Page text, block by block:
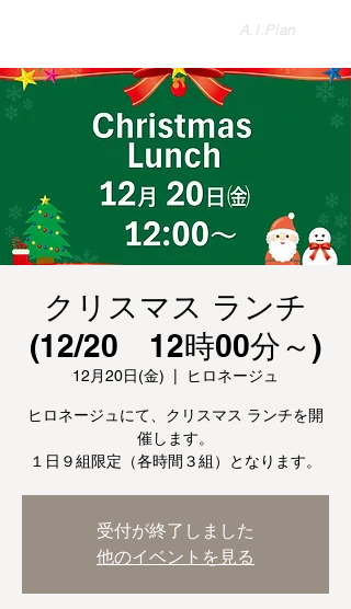
​A.I.Plan
クリスマス ランチ
(12/20 12時00分～)
12月20日(金) ヒロネージュ
ヒロネージュにて、クリスマス ランチを開
催します。
１日９組限定（各時間３組）となります。
受付が終了しました
他のイベントを見る